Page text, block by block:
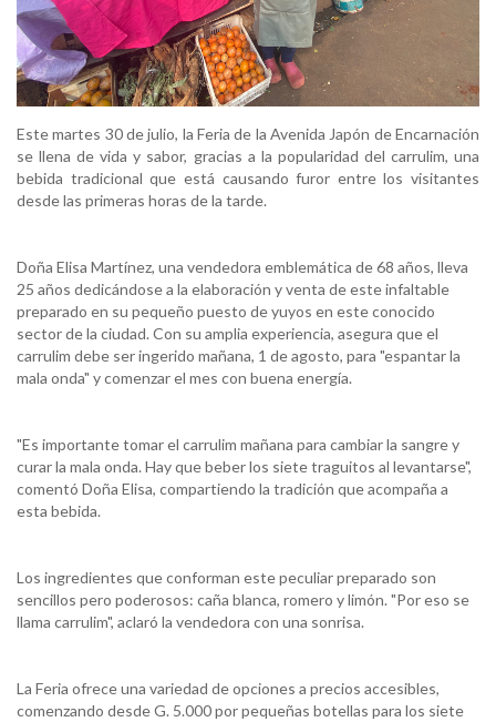
Este martes 30 de julio, la Feria de la Avenida Japón de Encarnación
se llena de vida y sabor, gracias a la popularidad del carrulim, una
bebida tradicional que está causando furor entre los visitantes
desde las primeras horas de la tarde.
Doña Elisa Martínez, una vendedora emblemática de 68 años, lleva
25 años dedicándose a la elaboración y venta de este infaltable
preparado en su pequeño puesto de yuyos en este conocido
sector de la ciudad. Con su amplia experiencia, asegura que el
carrulim debe ser ingerido mañana, 1 de agosto, para "espantar la
mala onda" y comenzar el mes con buena energía.
"Es importante tomar el carrulim mañana para cambiar la sangre y
curar la mala onda. Hay que beber los siete traguitos al levantarse",
comentó Doña Elisa, compartiendo la tradición que acompaña a
esta bebida.
Los ingredientes que conforman este peculiar preparado son
sencillos pero poderosos: caña blanca, romero y limón. "Por eso se
llama carrulim", aclaró la vendedora con una sonrisa.
La Feria ofrece una variedad de opciones a precios accesibles,
comenzando desde G. 5.000 por pequeñas botellas para los siete